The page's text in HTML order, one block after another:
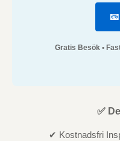
Gratis Besök •
✅
✔ Kostnadsfri